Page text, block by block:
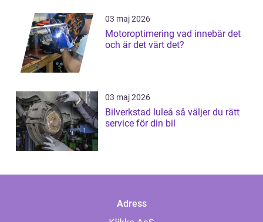
03 maj 2026
Motoroptimering vad innebär det
och är det värt det?
03 maj 2026
Bilverkstad luleå så väljer du rätt
service för din bil
Adress